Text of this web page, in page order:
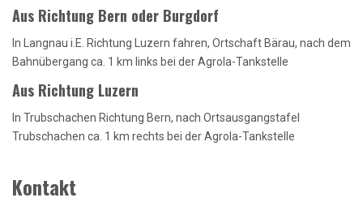
Aus Richtung Bern oder Burgdorf
In Langnau i.E. Richtung Luzern fahren, Ortschaft Bärau, nach dem
Bahnübergang ca. 1 km links bei der Agrola-Tankstelle
Aus Richtung Luzern
In Trubschachen Richtung Bern, nach Ortsausgangstafel
Trubschachen ca. 1 km rechts bei der Agrola-Tankstelle
Kontakt